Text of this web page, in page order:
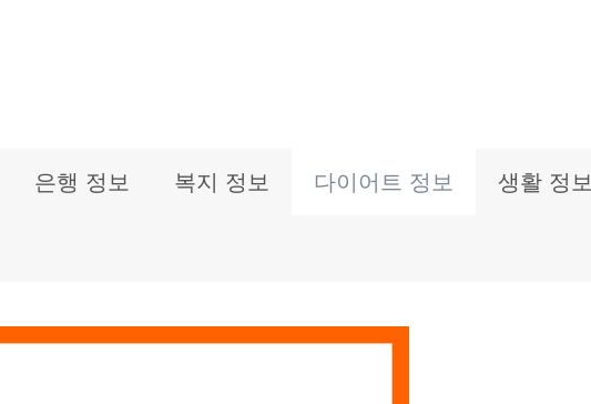
은행 정보 복지 정보 다이어트 정보 생활 정